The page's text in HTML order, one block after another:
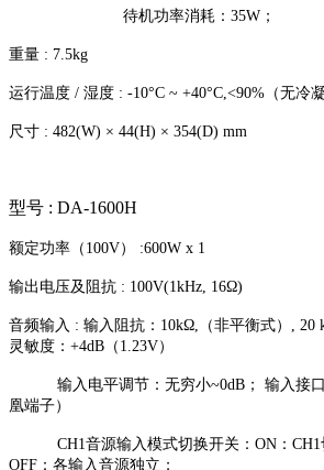
待机功率消耗：35W；
重量 : 7.5kg
运行温度 / 湿度 : -10°C ~ +40°C,<90%（无冷凝
尺寸 : 482(W) × 44(H) × 354(D) mm
型号 : DA-1600H
额定功率（100V） :600W x 1
输出电压及阻抗 : 100V(1kHz, 16Ω)
音频输入 : 输入阻抗：10kΩ,（非平衡式）, 20
灵敏度：+4dB（1.23V）
输入电平调节：无穷小~0dB； 输入接口
凰端子）
CH1音源输入模式切换开关：ON：CH1
OFF：各输入音源独立；